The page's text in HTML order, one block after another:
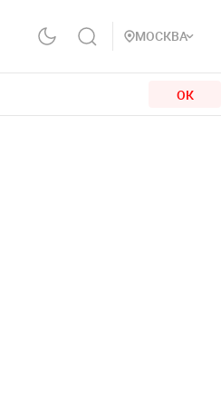
МОСКВА
ОК